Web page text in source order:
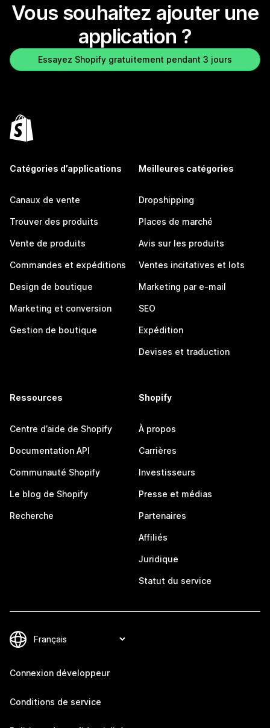
Vous souhaitez ajouter une
application ?
Essayez Shopify gratuitement pendant 3 jours
Catégories d’applications
Canaux de vente
Trouver des produits
Vente de produits
Commandes et expéditions
Design de boutique
Marketing et conversion
Gestion de boutique
Meilleures catégories
Dropshipping
Places de marché
Avis sur les produits
Ventes incitatives et lots
Marketing par e-mail
SEO
Expédition
Devises et traduction
Ressources
Centre d’aide de Shopify
Documentation API
Communauté Shopify
Le blog de Shopify
Recherche
Shopify
À propos
Carrières
Investisseurs
Presse et médias
Partenaires
Affiliés
Juridique
Statut du service
Connexion développeur
Conditions de service